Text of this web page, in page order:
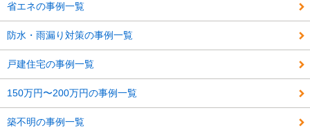
省エネの事例一覧
防水・雨漏り対策の事例一覧
戸建住宅の事例一覧
150万円〜200万円の事例一覧
築不明の事例一覧